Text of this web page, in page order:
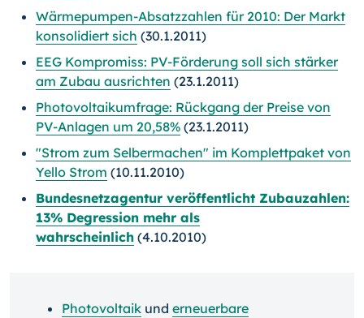
Wärmepumpen-Absatzzahlen für 2010: Der Markt
konsolidiert sich (30.1.2011)
EEG Kompromiss: PV-Förderung soll sich stärker
am Zubau ausrichten (23.1.2011)
Photovoltaikumfrage: Rückgang der Preise von
PV-Anlagen um 20,58% (23.1.2011)
"Strom zum Selbermachen" im Komplettpaket von
Yello Strom (10.11.2010)
Bundesnetzagentur veröffentlicht Zubauzahlen:
13% Degression mehr als
wahrscheinlich (4.10.2010)
Photovoltaik und erneuerbare